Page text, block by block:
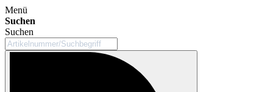
Menü
Suchen
Suchen